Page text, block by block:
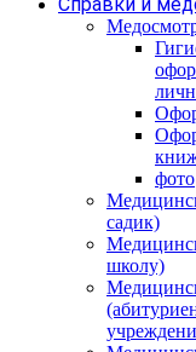
фото
садик)
школу)